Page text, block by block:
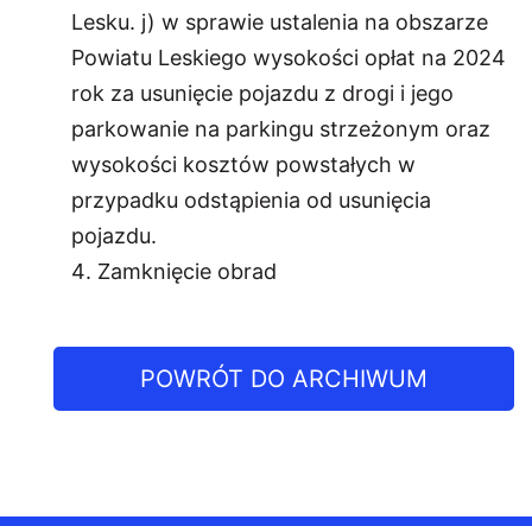
Lesku. j) w sprawie ustalenia na obszarze
Powiatu Leskiego wysokości opłat na 2024
rok za usunięcie pojazdu z drogi i jego
parkowanie na parkingu strzeżonym oraz
wysokości kosztów powstałych w
przypadku odstąpienia od usunięcia
pojazdu.
Zamknięcie obrad
POWRÓT DO ARCHIWUM